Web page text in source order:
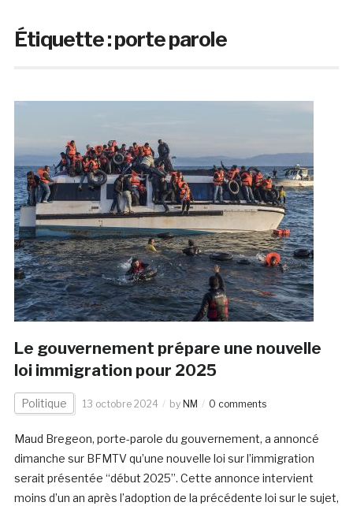
Étiquette :porte parole
Le gouvernement prépare une nouvelle
loi immigration pour 2025
Politique 13 octobre 2024 by NM 0 comments
Maud Bregeon, porte-parole du gouvernement, a annoncé
dimanche sur BFMTV qu’une nouvelle loi sur l’immigration
serait présentée “début 2025”. Cette annonce intervient
moins d’un an après l’adoption de la précédente loi sur le sujet,